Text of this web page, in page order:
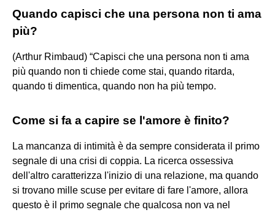
Quando capisci che una persona non ti ama
più?
(Arthur Rimbaud) “Capisci che una persona non ti ama
più quando non ti chiede come stai, quando ritarda,
quando ti dimentica, quando non ha più tempo.
Come si fa a capire se l'amore è finito?
La mancanza di intimità è da sempre considerata il primo
segnale di una crisi di coppia. La ricerca ossessiva
dell'altro caratterizza l'inizio di una relazione, ma quando
si trovano mille scuse per evitare di fare l'amore, allora
questo è il primo segnale che qualcosa non va nel